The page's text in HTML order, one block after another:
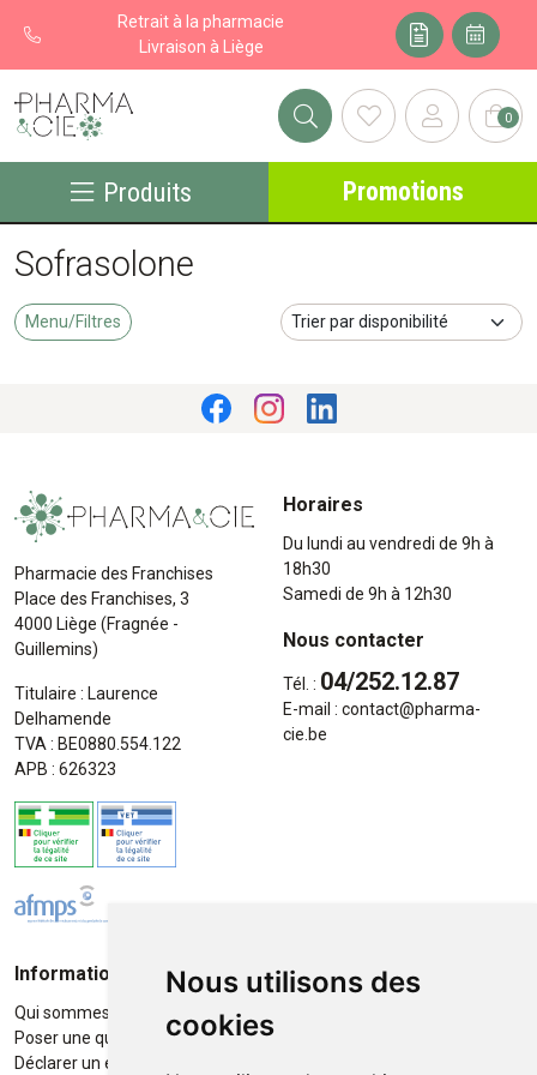
Nous utilisons des
cookies
Retrait à la pharmacie
Livraison à Liège
Pharma&cie - Pharmacie des Franchises Votre export 0
Produits Promotions
Sofrasolone
Menu/Filtres
Pharmacie des Franchises
Place des Franchises, 3
4000 Liège (Fragnée -
Guillemins)
Titulaire : Laurence
Delhamende
TVA : BE0880.554.122
APB : 626323
Horaires
Du lundi au vendredi de 9h à
18h30
Samedi de 9h à 12h30
Nous contacter
Tél. : 04/252.12.87
E-mail : contact@pharma-
cie.be
Informations
Qui sommes-nous ?
Poser une question
Déclarer un effet indésirable
Moyens de paiement